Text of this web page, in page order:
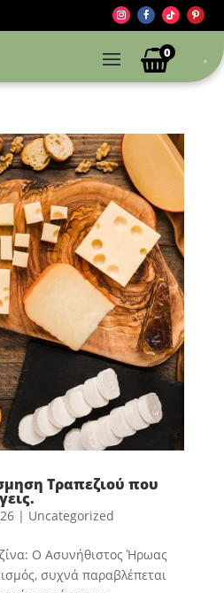
0
Τραπεζιού που
| Uncategorized
Ο Ασυνήθιστος Ήρωας
συχνά παραβλέπεται